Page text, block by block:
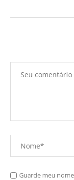
Guarde meu